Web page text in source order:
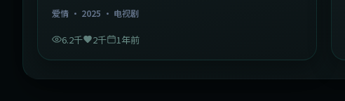
爱情 · 2025 · 电视剧
6.2千 2千 1年前